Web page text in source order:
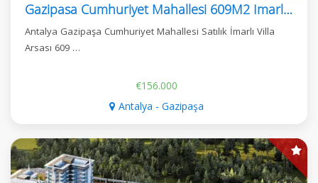
Gazipasa Cumhuriyet Mahallesi 609M2 Imarli 2 Kat + Cati Villa Arsasi
Antalya Gazipaşa Cumhuriyet Mahallesi Satılık İmarlı Villa
Arsası 609 …
€156.000
Antalya - Gazipaşa